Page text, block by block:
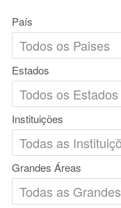
País
Estados
Instituições
Grandes Áreas